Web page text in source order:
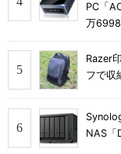
PC「
万
Razer
フで収
NAS「